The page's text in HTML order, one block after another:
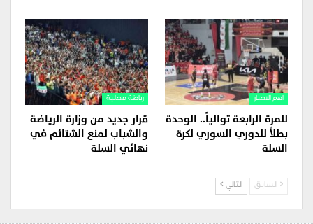
اهم الاخبار
للمرة الرابعة توالياً.. الوحدة
بطلاً للدوري السوري لكرة
السلة
رياضة محلية
قرار جديد من وزارة الرياضة
والشباب لمنع الشتائم في
نهائي السلة
السابق التالي